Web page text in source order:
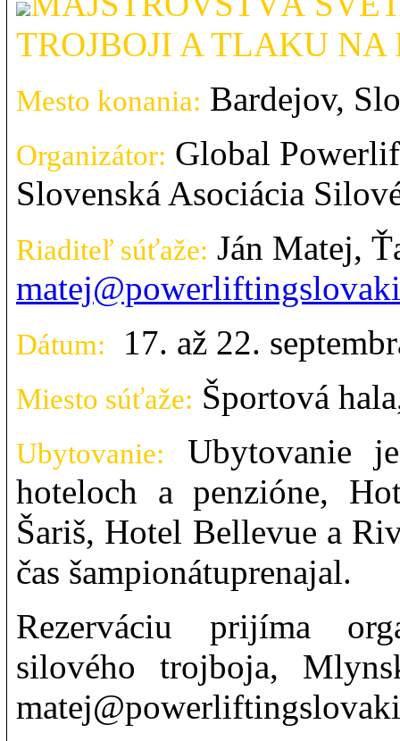
TROJBOJI A TLAKU NA
Mesto konania: Bardejov,
Organizátor: Global
Slovenská Asociácia
Riaditeľ súťaže: Ján Matej,
Dátum: 17. až 22.
Miesto súťaže: Športová
Ubytovanie:
Ubytovanie
hoteloch a penzióne,
Šariš, Hotel Bellevue a
čas šampionátuprenajal.
Rezerváciu prijíma
silového trojboja,